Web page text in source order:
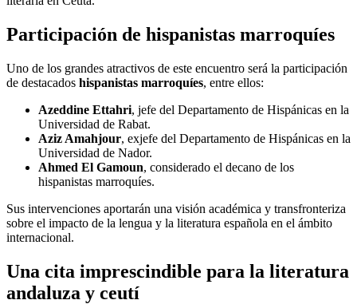
Participación de hispanistas marroquíes
Uno de los grandes atractivos de este encuentro será la participación
de destacados hispanistas marroquíes, entre ellos:
Azeddine Ettahri, jefe del Departamento de Hispánicas en la
Universidad de Rabat.
Aziz Amahjour, exjefe del Departamento de Hispánicas en la
Universidad de Nador.
Ahmed El Gamoun, considerado el decano de los
hispanistas marroquíes.
Sus intervenciones aportarán una visión académica y transfronteriza
sobre el impacto de la lengua y la literatura española en el ámbito
internacional.
Una cita imprescindible para la literatura
andaluza y ceutí